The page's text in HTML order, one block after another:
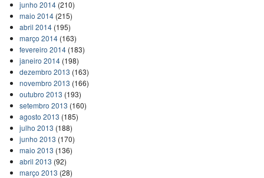
junho 2014(210)
maio 2014(215)
abril 2014(195)
março 2014(163)
fevereiro 2014(183)
janeiro 2014(198)
dezembro 2013 (163)
novembro 2013 (166)
outubro 2013 (193)
setembro 2013 (160)
agosto 2013 (185)
julho 2013 (188)
junho 2013 (170)
maio 2013 (136)
abril 2013 (92)
março 2013 (28)